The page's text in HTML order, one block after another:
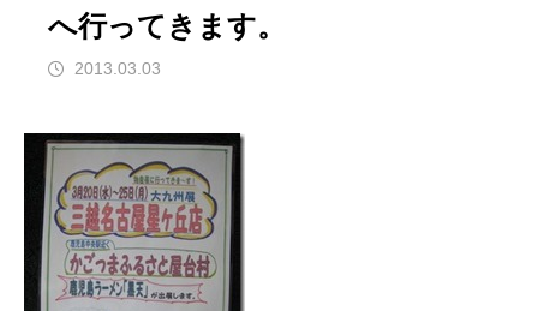
へ行ってきます。
2013.03.03